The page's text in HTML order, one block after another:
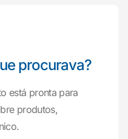
procurava?
está pronta para
produtos,